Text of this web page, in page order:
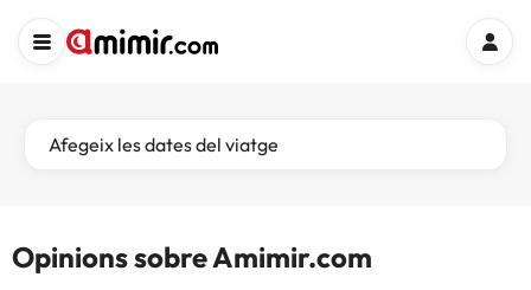
Afegeix les dates del viatge
Opinions sobre Amimir.com